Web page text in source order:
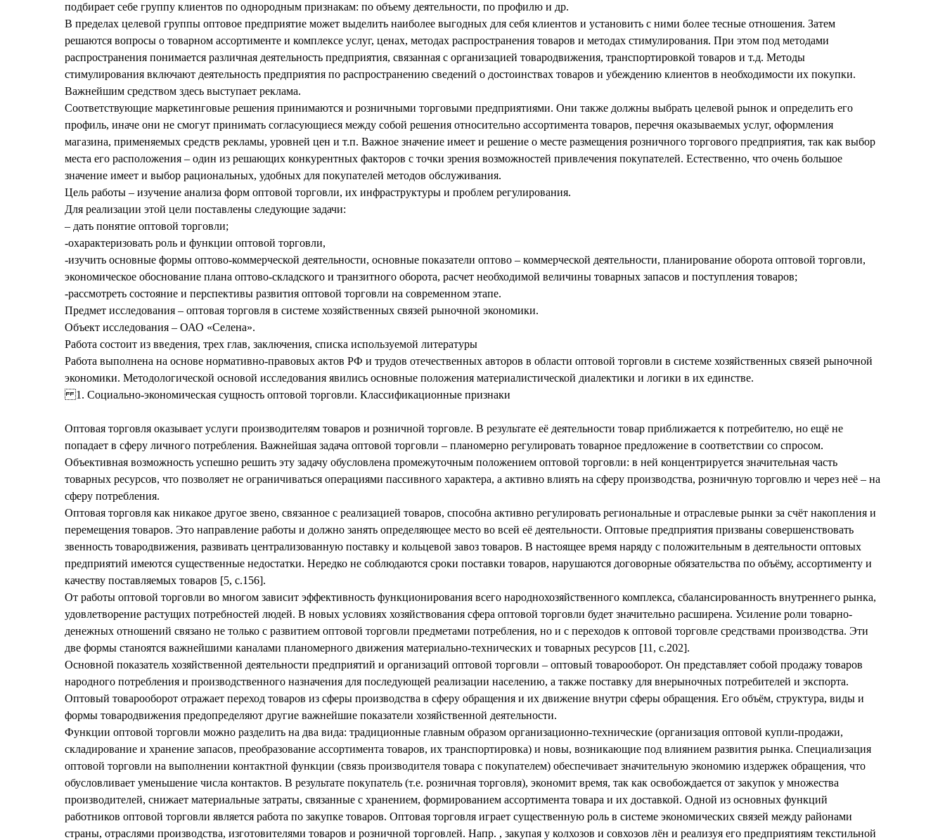
подбирает себе группу клиентов по однородным признакам: по объему деятельности, по профилю и др.
В пределах целевой группы оптовое предприятие может выделить наиболее выгодных для себя клиентов и установить с ними более тесные отношения. Затем
решаются вопросы о товарном ассортименте и комплексе услуг, ценах, методах распространения товаров и методах стимулирования. При этом под методами
распространения понимается различная деятельность предприятия, связанная с организацией товародвижения, транспортировкой товаров и т.д. Методы
стимулирования включают деятельность предприятия по распространению сведений о достоинствах товаров и убеждению клиентов в необходимости их покупки.
Важнейшим средством здесь выступает реклама.
Соответствующие маркетинговые решения принимаются и розничными торговыми предприятиями. Они также должны выбрать целевой рынок и определить его
профиль, иначе они не смогут принимать согласующиеся между собой решения относительно ассортимента товаров, перечня оказываемых услуг, оформления
магазина, применяемых средств рекламы, уровней цен и т.п. Важное значение имеет и решение о месте размещения розничного торгового предприятия, так как выбор
места его расположения – один из решающих конкурентных факторов с точки зрения возможностей привлечения покупателей. Естественно, что очень большое
значение имеет и выбор рациональных, удобных для покупателей методов обслуживания.
Цель работы – изучение анализа форм оптовой торговли, их инфраструктуры и проблем регулирования.
Для реализации этой цели поставлены следующие задачи:
– дать понятие оптовой торговли;
-охарактеризовать роль и функции оптовой торговли,
-изучить основные формы оптово-коммерческой деятельности, основные показатели оптово – коммерческой деятельности, планирование оборота оптовой торговли,
экономическое обоснование плана оптово-складского и транзитного оборота, расчет необходимой величины товарных запасов и поступления товаров;
-рассмотреть состояние и перспективы развития оптовой торговли на современном этапе.
Предмет исследования – оптовая торговля в системе хозяйственных связей рыночной экономики.
Объект исследования – ОАО «Селена».
Работа состоит из введения, трех глав, заключения, списка используемой литературы
Работа выполнена на основе нормативно-правовых актов РФ и трудов отечественных авторов в области оптовой торговли в системе хозяйственных связей рыночной
экономики. Методологической основой исследования явились основные положения материалистической диалектики и логики в их единстве.
1. Социально-экономическая сущность оптовой торговли. Классификационные признаки
Оптовая торговля оказывает услуги производителям товаров и розничной торговле. В результате её деятельности товар приближается к потребителю, но ещё не
попадает в сферу личного потребления. Важнейшая задача оптовой торговли – планомерно регулировать товарное предложение в соответствии со спросом.
Объективная возможность успешно решить эту задачу обусловлена промежуточным положением оптовой торговли: в ней концентрируется значительная часть
товарных ресурсов, что позволяет не ограничиваться операциями пассивного характера, а активно влиять на сферу производства, розничную торговлю и через неё – на
сферу потребления.
Оптовая торговля как никакое другое звено, связанное с реализацией товаров, способна активно регулировать региональные и отраслевые рынки за счёт накопления и
перемещения товаров. Это направление работы и должно занять определяющее место во всей её деятельности. Оптовые предприятия призваны совершенствовать
звенность товародвижения, развивать централизованную поставку и кольцевой завоз товаров. В настоящее время наряду с положительным в деятельности оптовых
предприятий имеются существенные недостатки. Нередко не соблюдаются сроки поставки товаров, нарушаются договорные обязательства по объёму, ассортименту и
качеству поставляемых товаров [5, с.156].
От работы оптовой торговли во многом зависит эффективность функционирования всего народнохозяйственного комплекса, сбалансированность внутреннего рынка,
удовлетворение растущих потребностей людей. В новых условиях хозяйствования сфера оптовой торговли будет значительно расширена. Усиление роли товарно-
денежных отношений связано не только с развитием оптовой торговли предметами потребления, но и с переходов к оптовой торговле средствами производства. Эти
две формы станоятся важнейшими каналами планомерного движения материально-технических и товарных ресурсов [11, с.202].
Основной показатель хозяйственной деятельности предприятий и организаций оптовой торговли – оптовый товарооборот. Он представляет собой продажу товаров
народного потребления и производственного назначения для последующей реализации населению, а также поставку для внерыночных потребителей и экспорта.
Оптовый товарооборот отражает переход товаров из сферы производства в сферу обращения и их движение внутри сферы обращения. Его объём, структура, виды и
формы товародвижения предопределяют другие важнейшие показатели хозяйственной деятельности.
Функции оптовой торговли можно разделить на два вида: традиционные главным образом организационно-технические (организация оптовой купли-продажи,
складирование и хранение запасов, преобразование ассортимента товаров, их транспортировка) и новы, возникающие под влиянием развития рынка. Специализация
оптовой торговли на выполнении контактной функции (связь производителя товара с покупателем) обеспечивает значительную экономию издержек обращения, что
обусловливает уменьшение числа контактов. В результате покупатель (т.е. розничная торговля), экономит время, так как освобождается от закупок у множества
производителей, снижает материальные затраты, связанные с хранением, формированием ассортимента товара и их доставкой. Одной из основных функций
работников оптовой торговли является работа по закупке товаров. Оптовая торговля играет существенную роль в системе экономических связей между районами
страны, отраслями производства, изготовителями товаров и розничной торговлей. Напр. , закупая у колхозов и совхозов лён и реализуя его предприятиям текстильной